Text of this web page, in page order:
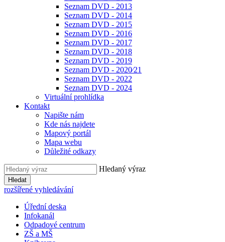
Seznam DVD - 2013
Seznam DVD - 2014
Seznam DVD - 2015
Seznam DVD - 2016
Seznam DVD - 2017
Seznam DVD - 2018
Seznam DVD - 2019
Seznam DVD - 2020⁄21
Seznam DVD - 2022
Seznam DVD - 2024
Virtuální prohlídka
Kontakt
Napište nám
Kde nás najdete
Mapový portál
Mapa webu
Důležité odkazy
Hledaný výraz
Hledat
rozšířené vyhledávání
Úřední deska
Infokanál
Odpadové centrum
ZŠ a MŠ